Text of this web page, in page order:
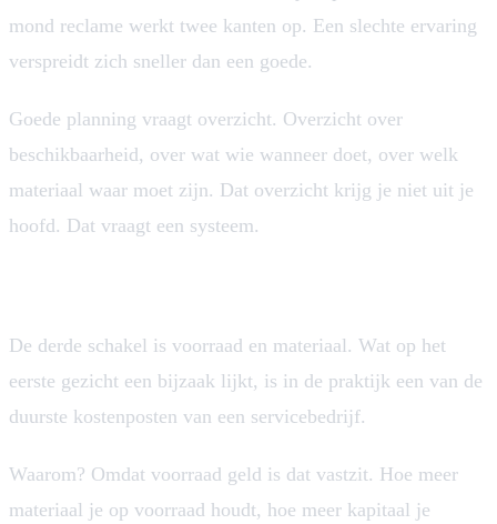
mond reclame werkt twee kanten op. Een slechte ervaring
verspreidt zich sneller dan een goede.
Goede planning vraagt overzicht. Overzicht over
beschikbaarheid, over wat wie wanneer doet, over welk
materiaal waar moet zijn. Dat overzicht krijg je niet uit je
hoofd. Dat vraagt een systeem.
De derde schakel is voorraad en materiaal. Wat op het
eerste gezicht een bijzaak lijkt, is in de praktijk een van de
duurste kostenposten van een servicebedrijf.
Waarom? Omdat voorraad geld is dat vastzit. Hoe meer
materiaal je op voorraad houdt, hoe meer kapitaal je